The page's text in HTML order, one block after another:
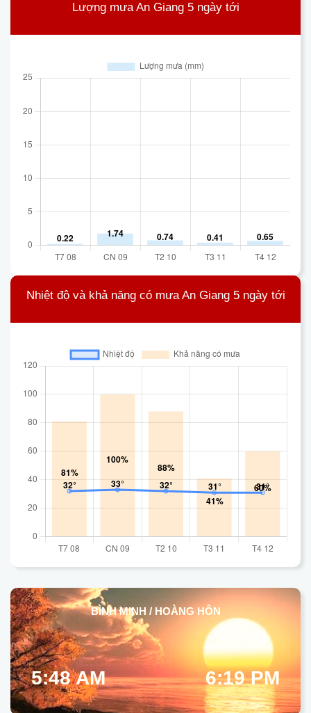
Lượng mưa An Giang 5 ngày tới
Nhiệt độ và khả năng có mưa An Giang 5 ngày tới
BÌNH MINH / HOÀNG HÔN
5:48 AM 6:19 PM